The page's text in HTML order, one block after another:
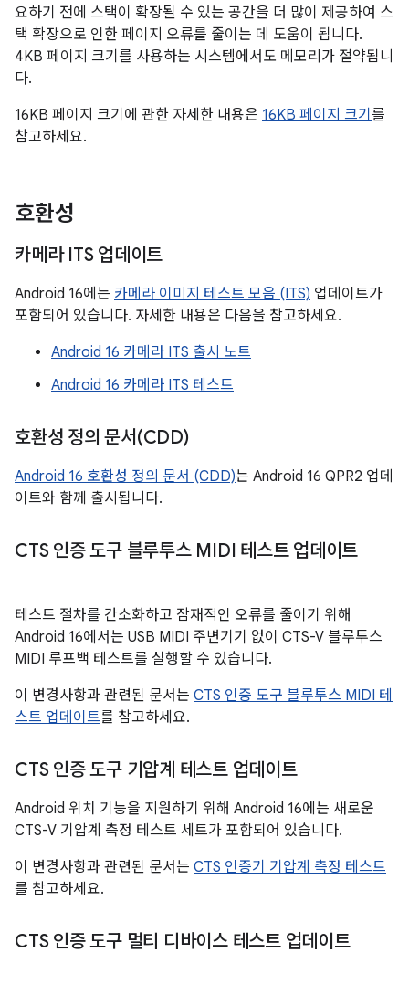
요하기 전에 스택이 확장될 수 있는 공간을 더 많이 제공하여 스
택 확장으로 인한 페이지 오류를 줄이는 데 도움이 됩니다.
4KB 페이지 크기를 사용하는 시스템에서도 메모리가 절약됩니
다.
16KB 페이지 크기에 관한 자세한 내용은 16KB 페이지 크기 를
참고하세요.
호환성
카메라 ITS 업데이트
Android 16에는 카메라 이미지 테스트 모음 (ITS) 업데이트가
포함되어 있습니다. 자세한 내용은 다음을 참고하세요.
Android 16 카메라 ITS 출시 노트
Android 16 카메라 ITS 테스트
호환성 정의 문서(CDD)
Android 16 호환성 정의 문서 (CDD)는 Android 16 QPR2 업데
이트와 함께 출시됩니다.
CTS 인증 도구 블루투스 MIDI 테스트 업데이트
테스트 절차를 간소화하고 잠재적인 오류를 줄이기 위해
Android 16에서는 USB MIDI 주변기기 없이 CTS-V 블루투스
MIDI 루프백 테스트를 실행할 수 있습니다.
이 변경사항과 관련된 문서는 CTS 인증 도구 블루투스 MIDI 테
스트 업데이트를 참고하세요.
CTS 인증 도구 기압계 테스트 업데이트
Android 위치 기능을 지원하기 위해 Android 16에는 새로운
CTS-V 기압계 측정 테스트 세트가 포함되어 있습니다.
이 변경사항과 관련된 문서는 CTS 인증기 기압계 측정 테스트
를 참고하세요.
CTS 인증 도구 멀티 디바이스 테스트 업데이트